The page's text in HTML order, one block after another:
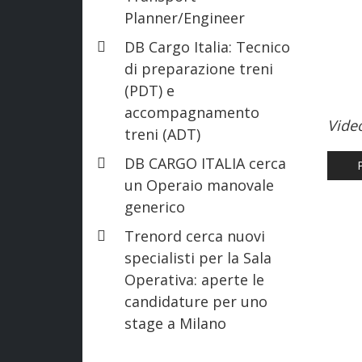
Planner/Engineer
DB Cargo Italia: Tecnico
di preparazione treni
(PDT) e
accompagnamento
treni (ADT)
DB CARGO ITALIA cerca
un Operaio manovale
generico
Trenord cerca nuovi
specialisti per la Sala
Operativa: aperte le
candidature per uno
stage a Milano